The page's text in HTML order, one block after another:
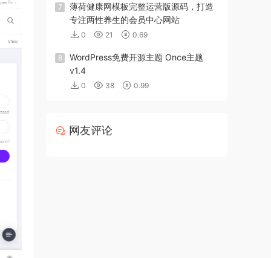
7
薄荷健康网模板完整运营版源码，打造
专注两性养生的会员中心网站
0 21 0.69
8
WordPress免费开源主题 Once主题
v1.4
0 38 0.99
网友评论